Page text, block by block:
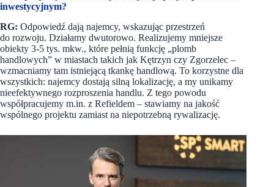
inwestycyjnym?
RG: Odpowiedź dają najemcy, wskazując przestrzeń
do rozwoju. Działamy dwutorowo. Realizujemy mniejsze
obiekty 3-5 tys. mkw., które pełnią funkcję „plomb
handlowych” w miastach takich jak Kętrzyn czy Zgorzelec –
wzmacniamy tam istniejącą tkankę handlową. To korzystne dla
wszystkich: najemcy dostają silną lokalizację, a my unikamy
nieefektywnego rozproszenia handlu. Z tego powodu
współpracujemy m.in. z Refieldem – stawiamy na jakość
wspólnego projektu zamiast na niepotrzebną rywalizację.